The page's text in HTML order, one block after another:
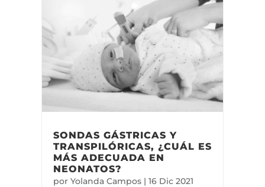
SONDAS GÁSTRICAS Y
TRANSPILÓRICAS, ¿CUÁL ES
MÁS ADECUADA EN
NEONATOS?
por Yolanda Campos| 16 Dic 2021